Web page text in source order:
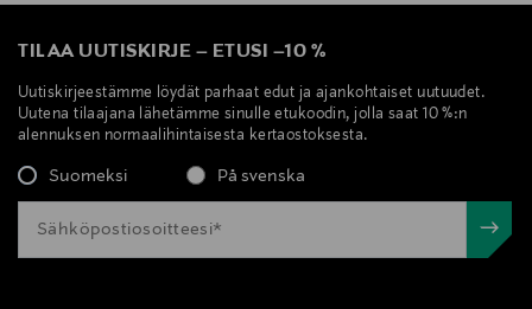
TILAA UUTISKIRJE – ETUSI –10 %
Uutiskirjeestämme löydät parhaat edut ja ajankohtaiset uutuudet.
Uutena tilaajana lähetämme sinulle etukoodin, jolla saat 10 %:n
alennuksen normaalihintaisesta kertaostoksesta.
Suomeksi På svenska